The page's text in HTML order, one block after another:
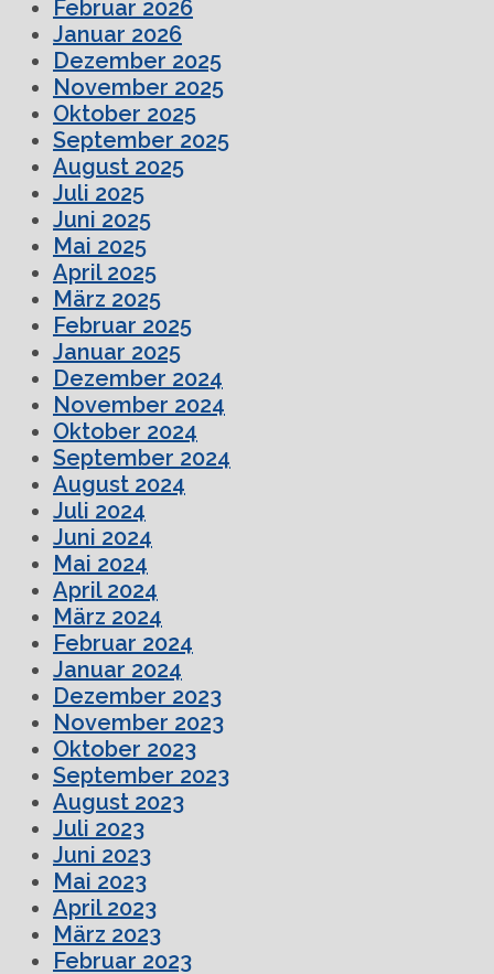
Februar 2026
Januar 2026
Dezember 2025
November 2025
Oktober 2025
September 2025
August 2025
Juli 2025
Juni 2025
Mai 2025
April 2025
März 2025
Februar 2025
Januar 2025
Dezember 2024
November 2024
Oktober 2024
September 2024
August 2024
Juli 2024
Juni 2024
Mai 2024
April 2024
März 2024
Februar 2024
Januar 2024
Dezember 2023
November 2023
Oktober 2023
September 2023
August 2023
Juli 2023
Juni 2023
Mai 2023
April 2023
März 2023
Februar 2023